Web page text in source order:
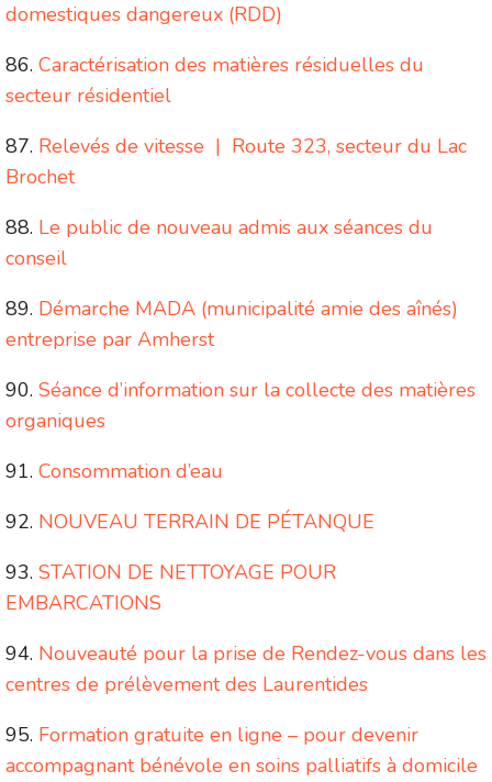
domestiques dangereux (RDD)
Caractérisation des matières résiduelles du
secteur résidentiel
Relevés de vitesse | Route 323, secteur du Lac
Brochet
Le public de nouveau admis aux séances du
conseil
Démarche MADA (municipalité amie des aînés)
entreprise par Amherst
Séance d’information sur la collecte des matières
organiques
Consommation d’eau
NOUVEAU TERRAIN DE PÉTANQUE
STATION DE NETTOYAGE POUR
EMBARCATIONS
Nouveauté pour la prise de Rendez-vous dans les
centres de prélèvement des Laurentides
Formation gratuite en ligne – pour devenir
accompagnant bénévole en soins palliatifs à domicile